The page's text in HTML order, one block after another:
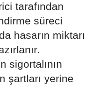
tarafından
süreci
hasarın miktarı
sigortalının
şartları yerine